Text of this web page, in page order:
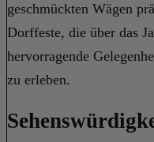
geschmückten Wägen
Dorffeste, die über das
hervorragende
zu erleben.